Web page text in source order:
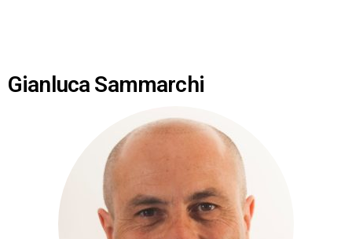
Gianluca Sammarchi